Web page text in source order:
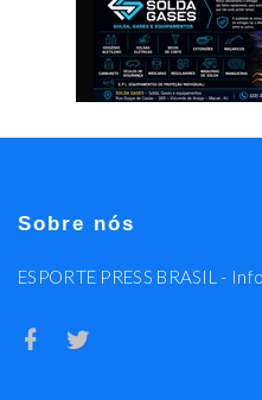
Sobre nós
ESPORTE PRESS BRASIL -